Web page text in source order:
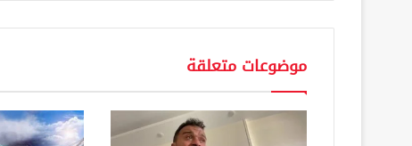
موضوعات متعلقة